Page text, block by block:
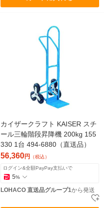
カイザークラフト KAISER スチ
ール三輪階段昇降機 200kg 155
330 1台 494-6880（直送品）
56,360円 （税込）
ログイン&全額PayPay支払いで
5%
LOHACO 直送品グループ1から発送